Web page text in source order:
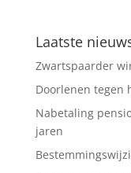
Laatste
Zwartspaarder
Doorlenen tegen
Nabetaling
jaren